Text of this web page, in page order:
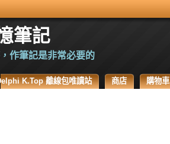
筆記
作筆記是非常必要的
K.Top 離線包唯讀站 商店 購物車